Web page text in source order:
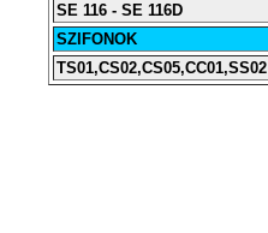
SE 116 - SE 116D
SZIFONOK
TS01,CS02,CS05,CC01,SS02